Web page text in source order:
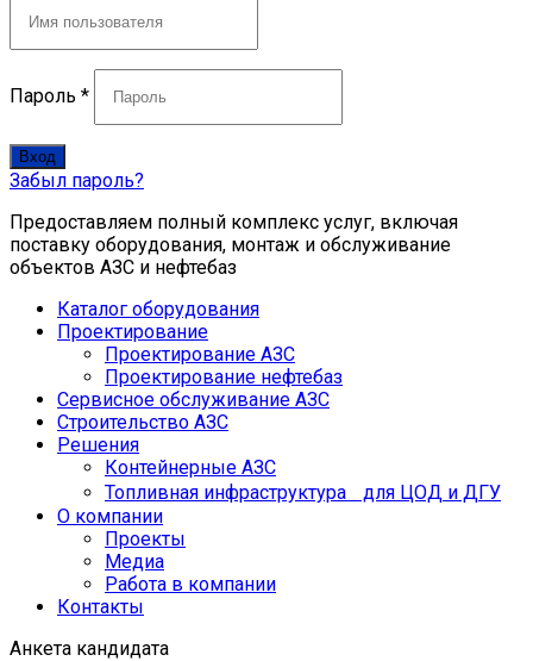
Пароль *
Вход
Забыл пароль?
Предоставляем полный комплекс услуг, включая
поставку оборудования, монтаж и обслуживание
объектов АЗС и нефтебаз
Каталог оборудования
Проектирование
Проектирование АЗС
Проектирование нефтебаз
Cервисное обслуживание АЗС
Строительство АЗС
Решения
Контейнерные АЗС
Топливная инфраструктура для ЦОД и ДГУ
О компании
Проекты
Медиа
Работа в компании
Контакты
Анкета кандидата